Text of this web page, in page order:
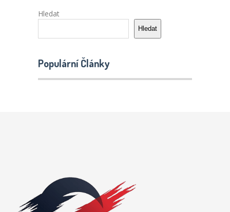
Hledat
Hledat
Populární Články